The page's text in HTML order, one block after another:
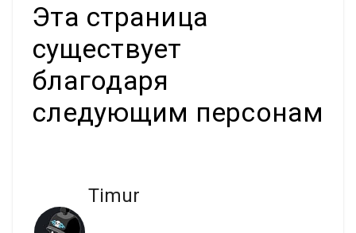
Эта страница
существует
благодаря
следующим персонам
Timur